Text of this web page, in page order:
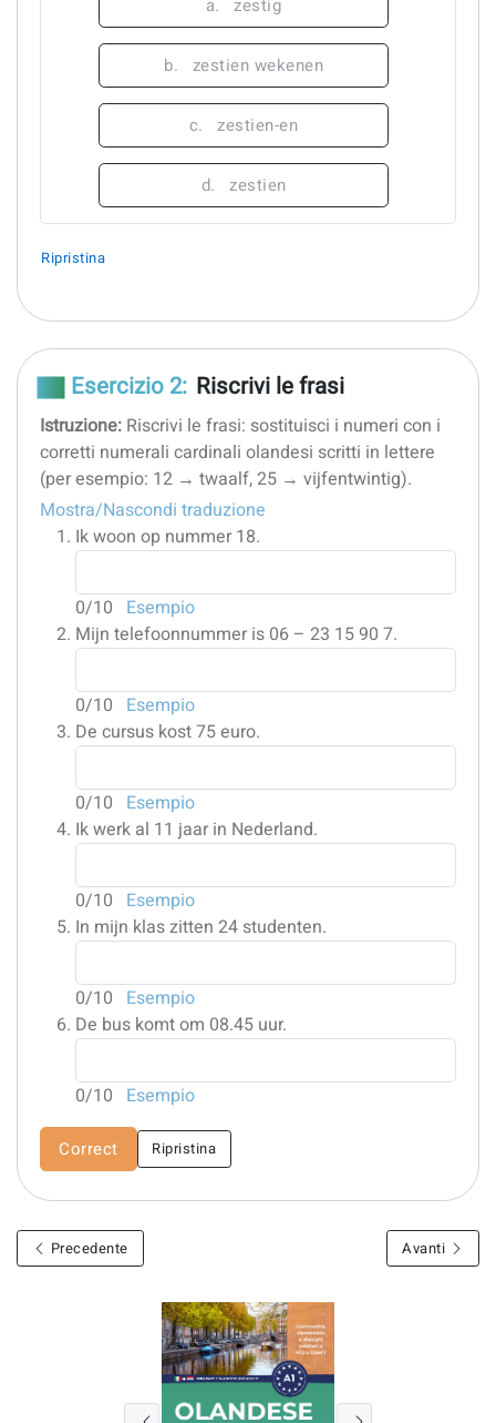
a. zestig
b. zestien wekenen
c. zestien-en
d. zestien
Ripristina
Esercizio 2: Riscrivi le frasi
Istruzione: Riscrivi le frasi: sostituisci i numeri con i
corretti numerali cardinali olandesi scritti in lettere
(per esempio: 12 → twaalf, 25 → vijfentwintig).
Mostra/Nascondi traduzione
Ik woon op nummer 18.
0/10 Esempio
Mijn telefoonnummer is 06 – 23 15 90 7.
0/10 Esempio
De cursus kost 75 euro.
0/10 Esempio
Ik werk al 11 jaar in Nederland.
0/10 Esempio
In mijn klas zitten 24 studenten.
0/10 Esempio
De bus komt om 08.45 uur.
0/10 Esempio
Correct Ripristina
Precedente Avanti